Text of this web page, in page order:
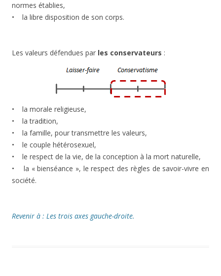
normes établies,
• la libre disposition de son corps.
Les valeurs défendues par les conservateurs :
• la morale religieuse,
• la tradition,
• la famille, pour transmettre les valeurs,
• le couple hétérosexuel,
• le respect de la vie, de la conception à la mort naturelle,
• la « bienséance », le respect des règles de savoir-vivre en
société.
Revenir à : Les trois axes gauche-droite.